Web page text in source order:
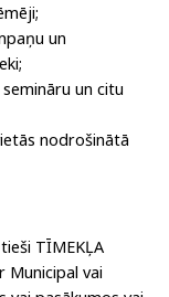
un
un citu
nodrošinātā
TĪMEKĻA
Municipal vai